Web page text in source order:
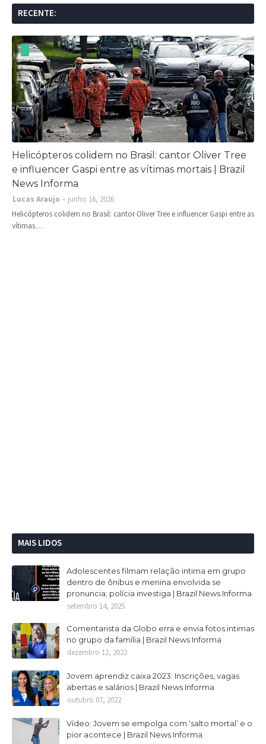
RECENTE:
Helicópteros colidem no Brasil: cantor Oliver Tree
e influencer Gaspi entre as vítimas mortais | Brazil
News Informa
Lucas Araujo
junho 16, 2026
Helicópteros colidem no Brasil: cantor Oliver Tree e influencer Gaspi entre as
vítimas…
MAIS LIDOS
Adolescentes filmam relação intima em grupo
dentro de ônibus e menina envolvida se
pronuncia; polícia investiga | Brazil News Informa
setembro 14, 2025
Comentarista da Globo erra e envia fotos intimas
no grupo da família | Brazil News Informa
dezembro 12, 2022
Jovem aprendiz caixa 2023: Inscrições, vagas
abertas e salários | Brazil News Informa
outubro 07, 2022
Vídeo: Jovem se empolga com ‘salto mortal’ e o
pior acontece | Brazil News Informa